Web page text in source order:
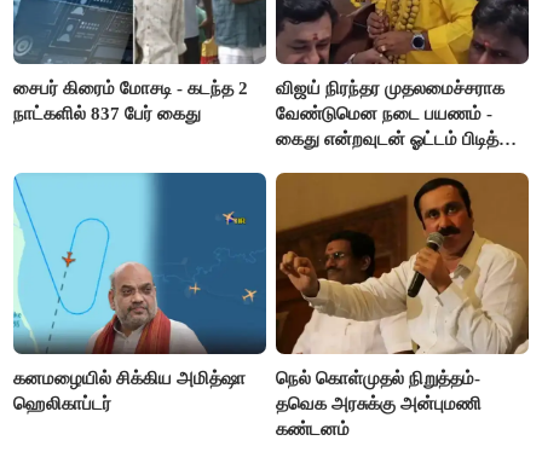
சைபர் கிரைம் மோசடி - கடந்த 2
நாட்களில் 837 பேர் கைது
விஜய் நிரந்தர முதலமைச்சராக
வேண்டுமென நடை பயணம் -
கைது என்றவுடன் ஓட்டம் பிடித்த
கனமழையில் சிக்கிய அமித்ஷா
ஹெலிகாப்டர்
நெல் கொள்முதல் நிறுத்தம்-
தவெக அரசுக்கு அன்புமணி
கண்டனம்